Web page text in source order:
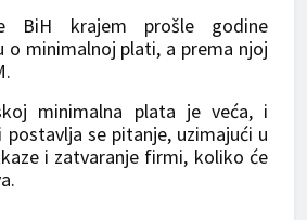
BiH krajem prošle godine
o minimalnoj plati, a prema njoj
minimalna plata je veća, i
postavlja se pitanje, uzimajući u
i zatvaranje firmi, koliko će